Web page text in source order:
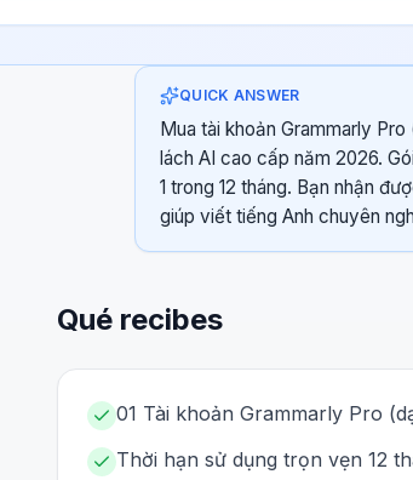
QUICK ANSWER
Mua tài khoản Grammarly
lách AI cao cấp năm 2026.
1 trong 12 tháng. Bạn nhận
giúp viết tiếng Anh chuyên
Qué recibes
01 Tài khoản Grammarly Pro
Thời hạn sử dụng trọn vẹn 12